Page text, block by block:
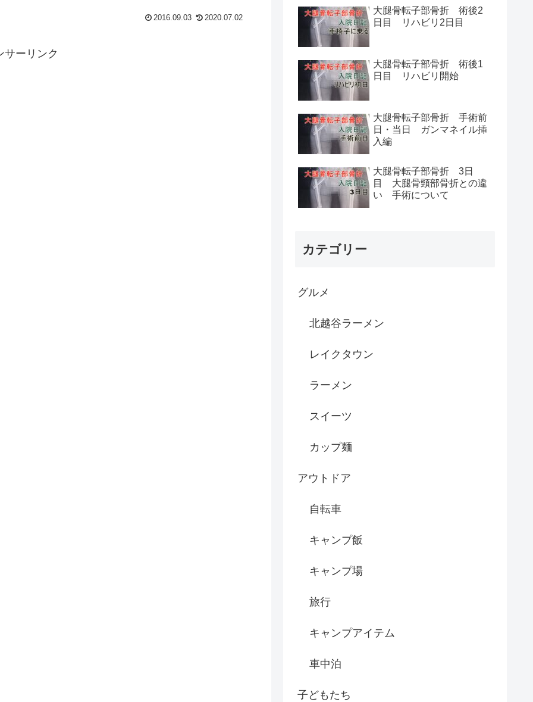
2016.09.03 2020.07.02
サーリンク
大腿骨転子部骨折 術後2
日目 リハビリ2日目
大腿骨転子部骨折 術後1
日目 リハビリ開始
大腿骨転子部骨折 手術前
日・当日 ガンマネイル挿
入編
大腿骨転子部骨折 3日
目 大腿骨頸部骨折との違
い 手術について
カテゴリー
グルメ
北越谷ラーメン
レイクタウン
ラーメン
スイーツ
カップ麺
アウトドア
自転車
キャンプ飯
キャンプ場
旅行
キャンプアイテム
車中泊
子どもたち